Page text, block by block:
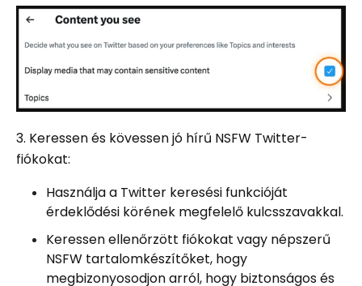
3. Keressen és kövessen jó hírű NSFW Twitter-
fiókokat:
Használja a Twitter keresési funkcióját
érdeklődési körének megfelelő kulcsszavakkal.
Keressen ellenőrzött fiókokat vagy népszerű
NSFW tartalomkészítőket, hogy
megbizonyosodjon arról, hogy biztonságos és